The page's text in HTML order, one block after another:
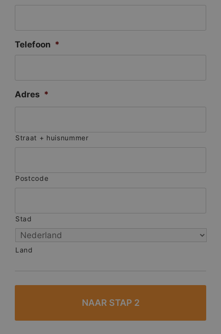
Telefoon *
Adres *
Straat + huisnummer
Postcode
Stad
Land